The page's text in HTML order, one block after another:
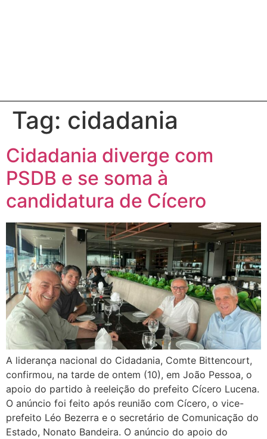
Tag: cidadania
Cidadania diverge com
PSDB e se soma à
candidatura de Cícero
A liderança nacional do Cidadania, Comte Bittencourt,
confirmou, na tarde de ontem (10), em João Pessoa, o
apoio do partido à reeleição do prefeito Cícero Lucena.
O anúncio foi feito após reunião com Cícero, o vice-
prefeito Léo Bezerra e o secretário de Comunicação do
Estado, Nonato Bandeira. O anúncio do apoio do